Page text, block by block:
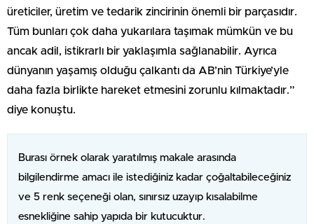
üreticiler, üretim ve tedarik zincirinin önemli bir parçasıdır.
Tüm bunları çok daha yukarılara taşımak mümkün ve bu
ancak adil, istikrarlı bir yaklaşımla sağlanabilir. Ayrıca
dünyanın yaşamış olduğu çalkantı da AB’nin Türkiye’yle
daha fazla birlikte hareket etmesini zorunlu kılmaktadır.”
diye konuştu.
Burası örnek olarak yaratılmış makale arasında
bilgilendirme amacı ile istediğiniz kadar çoğaltabileceğiniz
ve 5 renk seçeneği olan, sınırsız uzayıp kısalabilme
esnekliğine sahip yapıda bir kutucuktur.